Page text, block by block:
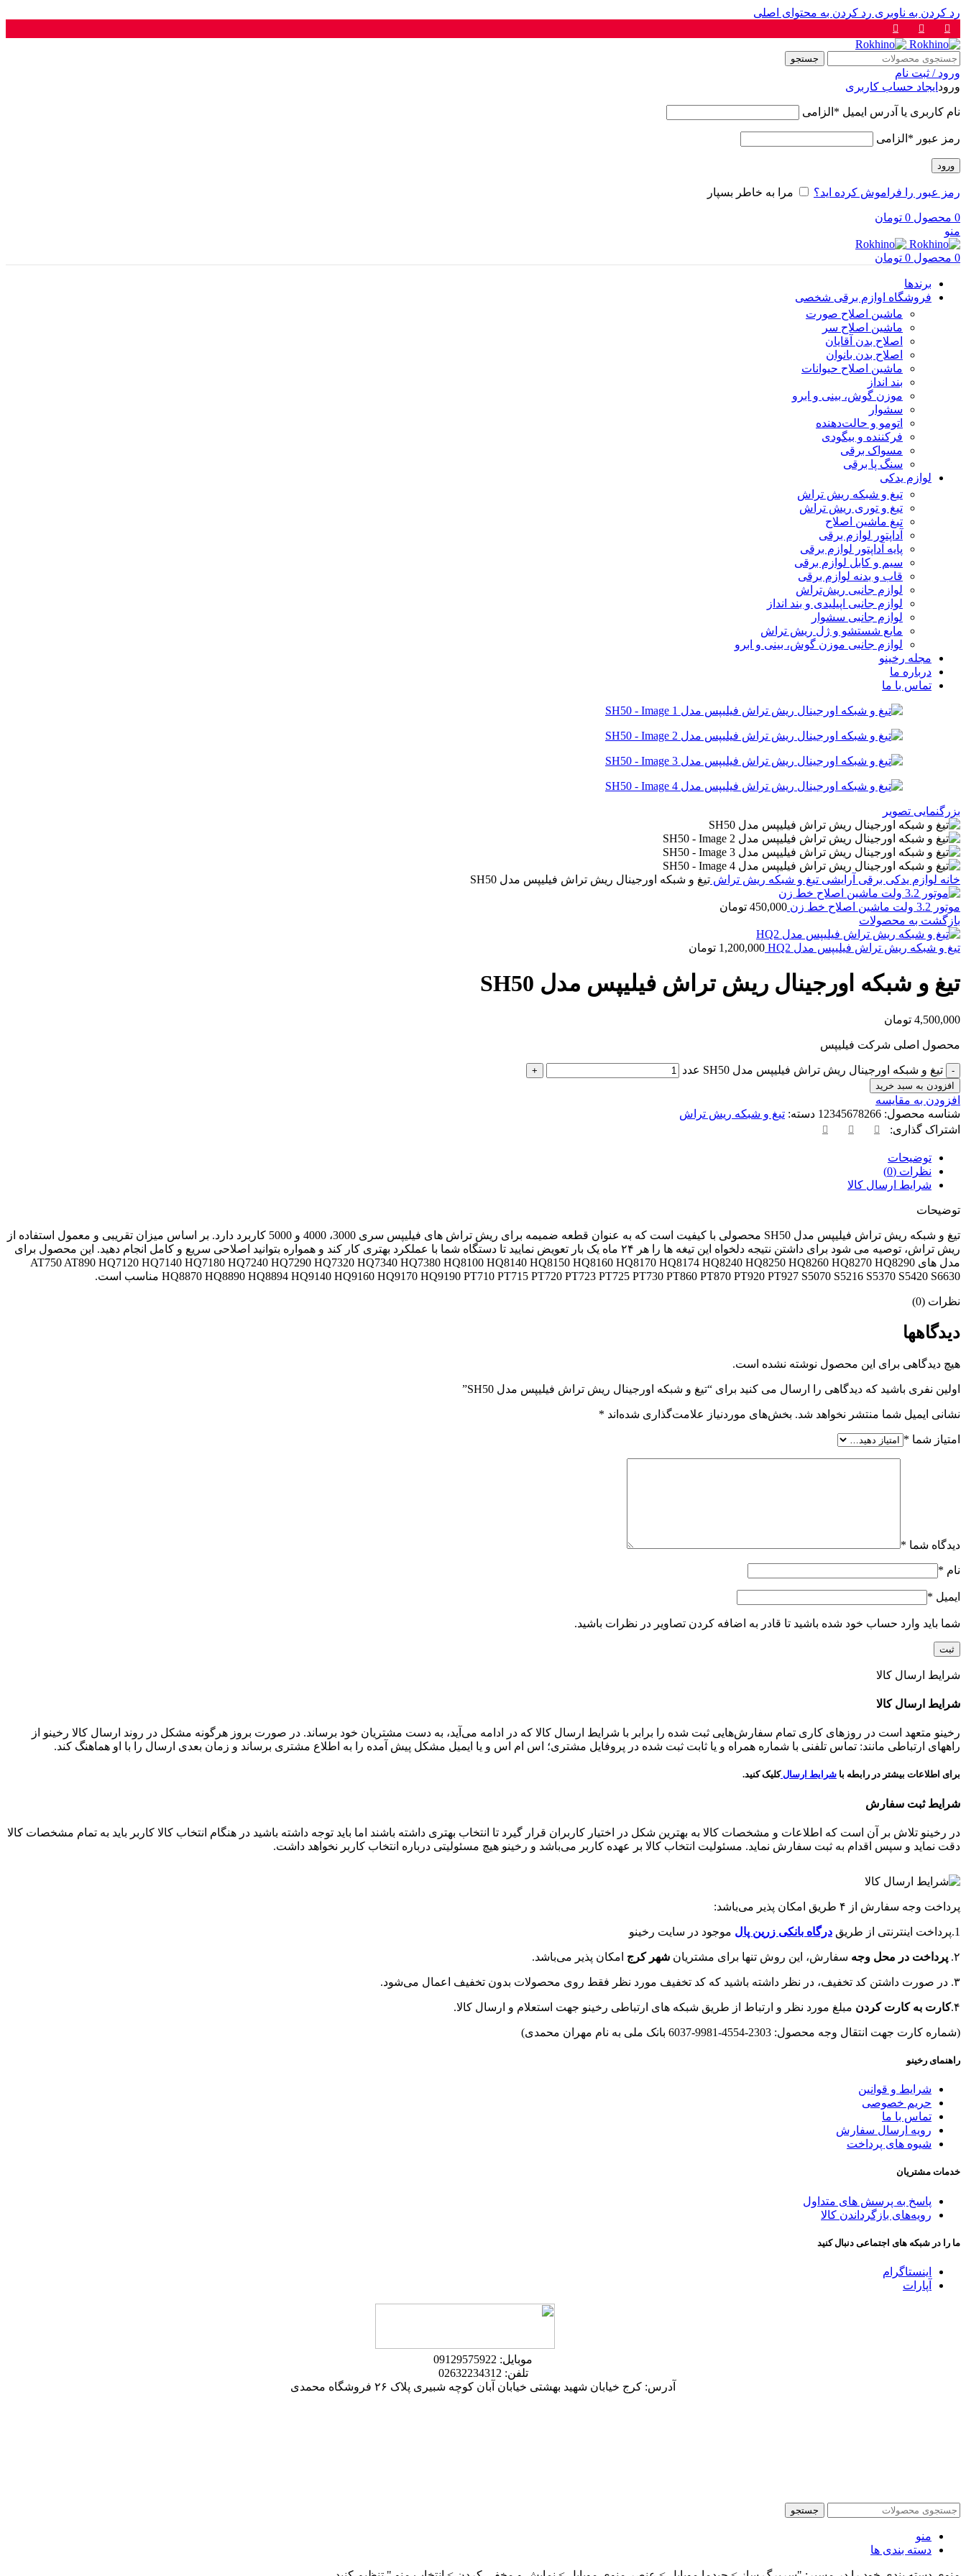
رد کردن به ناوبری رد کردن به محتوای اصلی
جستجو
ورود / ثبت نام
ورود ایجاد حساب کاربری
نام کاربری یا آدرس ایمیل * الزامی
رمز عبور * الزامی
ورود
رمز عبور را فراموش کرده اید؟ مرا به خاطر بسپار
0 محصول 0 تومان
منو
0 محصول 0 تومان
برندها
فروشگاه اوازم برقی شخصی
ماشین اصلاح صورت
ماشین اصلاح سر
اصلاح بدن آقایان
اصلاح بدن بانوان
ماشین اصلاح حیوانات
بند انداز
موزن گوش، بینی و ابرو
سشوار
اتومو و حالت‌دهنده
فرکننده و بیگودی
مسواک برقی
سنگ پا برقی
لوازم یدکی
تیغ و شبکه ریش تراش
تیغ و توری ریش تراش
تیغ ماشین اصلاح
آداپتور لوازم برقی
پایه آداپتور لوازم برقی
سیم و کابل لوازم برقی
قاب و بدنه لوازم برقی
لوازم جانبی ریش‌تراش
لوازم جانبی اپیلیدی و بند انداز
لوازم جانبی سشوار
مایع شستشو و ژل ریش تراش
لوازم جانبی موزن گوش، بینی و ابرو
مجله رخینو
درباره ما
تماس با ما
بزرگنمایی تصویر
خانه لوازم یدکی برقی آرایشی تیغ و شبکه ریش تراش تیغ و شبکه اورجینال ریش تراش فیلیپس مدل SH50
موتور 3.2 ولت ماشین اصلاح خط زن 450,000 تومان
بازگشت به محصولات
تیغ و شبکه ریش تراش فیلیپس مدل HQ2 1,200,000 تومان
تیغ و شبکه اورجینال ریش تراش فیلیپس مدل SH50
4,500,000 تومان
محصول اصلی شرکت فیلیپس
تیغ و شبکه اورجینال ریش تراش فیلیپس مدل SH50 عدد
افزودن به سبد خرید
افزودن به مقایسه
شناسه محصول: 12345678266 دسته: تیغ و شبکه ریش تراش
اشتراک گذاری:
توضیحات
نظرات (0)
شرایط ارسال کالا
توضیحات
تیغ و شبکه ریش تراش فیلیپس مدل SH50 محصولی با کیفیت است که به عنوان قطعه ضمیمه برای ریش تراش های فیلیپس سری 3000، 4000 و 5000 کاربرد دارد. بر اساس میزان تقریبی و معمول استفاده از
ریش تراش، توصیه می شود برای داشتن نتیجه دلخواه این تیغه ها را هر ۲۴ ماه یک بار تعویض نمایید تا دستگاه شما با عملکرد بهتری کار کند و همواره بتوانید اصلاحی سریع و کامل انجام دهید. این محصول برای
مدل های AT750 AT890 HQ7120 HQ7140 HQ7180 HQ7240 HQ7290 HQ7320 HQ7340 HQ7380 HQ8100 HQ8140 HQ8150 HQ8160 HQ8170 HQ8174 HQ8240 HQ8250 HQ8260 HQ8270 HQ8290
HQ8870 HQ8890 HQ8894 HQ9140 HQ9160 HQ9170 HQ9190 PT710 PT715 PT720 PT723 PT725 PT730 PT860 PT870 PT920 PT927 S5070 S5216 S5370 S5420 S6630 مناسب است.
نظرات (0)
دیدگاهها
هیچ دیدگاهی برای این محصول نوشته نشده است.
اولین نفری باشید که دیدگاهی را ارسال می کنید برای “تیغ و شبکه اورجینال ریش تراش فیلیپس مدل SH50”
نشانی ایمیل شما منتشر نخواهد شد. بخش‌های موردنیاز علامت‌گذاری شده‌اند *
امتیاز شما *
دیدگاه شما *
نام *
ایمیل *
شما باید وارد حساب خود شده باشید تا قادر به اضافه کردن تصاویر در نظرات باشید.
شرایط ارسال کالا
شرایط ارسال کالا
رخینو متعهد است در روزهای کاری تمام سفارش‌هایی ثبت شده را برابر با شرایط ارسال کالا که در ادامه می‌آید، به دست مشتریان خود برساند. در صورت بروز هرگونه مشکل در روند ارسال کالا رخینو از
راههای ارتباطی مانند: تماس تلفنی با شماره همراه و یا ثابت ثبت شده در پروفایل مشتری؛ اس ام اس و یا ایمیل مشکل پیش آمده را به اطلاع مشتری برساند و زمان بعدی ارسال را با او هماهنگ کند.
برای اطلاعات بیشتر در رابطه با شرایط ارسال کلیک کنید.
شرایط ثبت سفارش
در رخینو تلاش بر آن است که اطلاعات و مشخصات کالا به بهترین شکل در اختیار کاربران قرار گیرد تا انتخاب بهتری داشته باشند اما باید توجه داشته باشید در هنگام انتخاب کالا کاربر باید به تمام مشخصات کالا
دقت نماید و سپس اقدام به ثبت سفارش نماید. مسئولیت انتخاب کالا بر عهده کاربر می‌باشد و رخینو هیچ مسئولیتی درباره انتخاب کاربر نخواهد داشت.
پرداخت وجه سفارش از ۴ طریق امکان پذیر می‌باشد:
1.پرداخت اینترنتی از طریق درگاه‌ بانکی زرین پال موجود در سایت رخینو
۲. پرداخت در محل وجه سفارش، این روش تنها برای مشتریان شهر کرج امکان پذیر می‌باشد.
۳. در صورت داشتن کد تخفیف، در نظر داشته باشید که کد تخفیف مورد نظر فقط روی محصولات بدون تخفیف اعمال می‌شود.
۴. کارت به کارت کردن مبلغ مورد نظر و ارتباط از طریق شبکه های ارتباطی رخینو جهت استعلام و ارسال کالا.
(شماره کارت جهت انتقال وجه محصول: 2303-4554-9981-6037 بانک ملی به نام مهران محمدی)
راهنمای رخینو
شرایط و قوانین
حریم خصوصی
تماس با ما
رویه ارسال سفارش
شیوه های پرداخت
خدمات مشتریان
پاسخ به پرسش های متداول
رویه‌های بازگرداندن کالا
ما را در شبکه های اجتماعی دنبال کنید
اینستاگرام
آپارات
موبایل: 09129575922
تلفن: 02632234312
آدرس: کرج خیابان شهید بهشتی خیابان آبان کوچه شبیری پلاک ۲۶ فروشگاه محمدی
جستجو
منو
دسته بندی ها